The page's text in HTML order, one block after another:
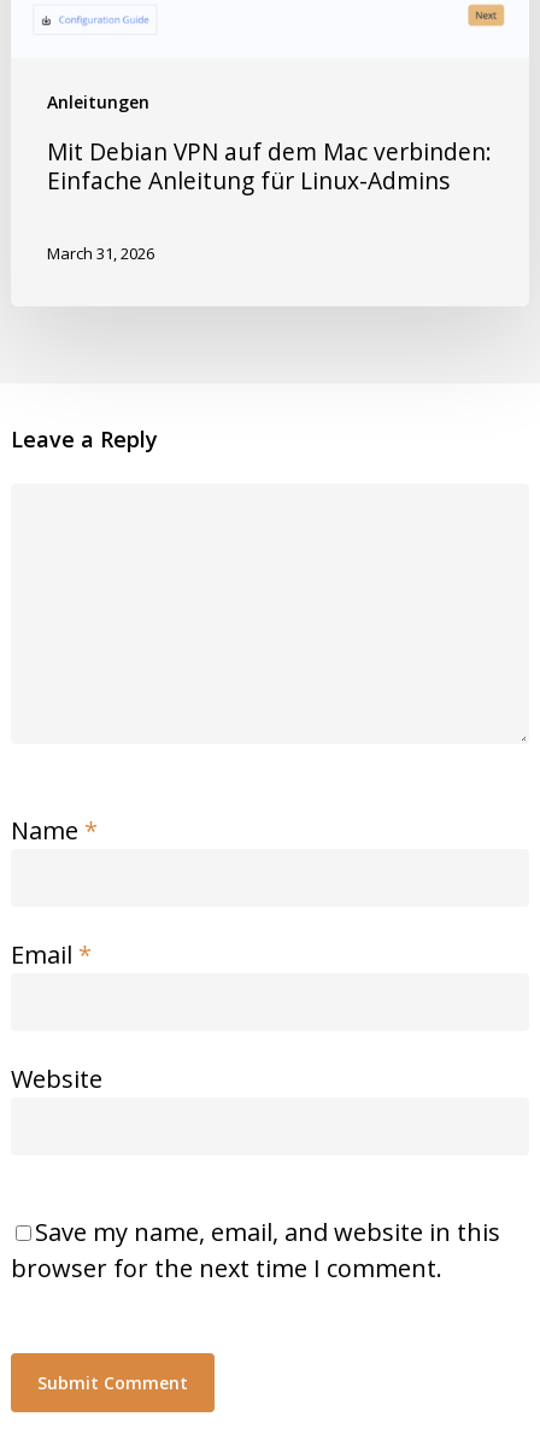
Anleitungen
Mit Debian VPN auf dem Mac verbinden:
Einfache Anleitung für Linux-Admins
March 31, 2026
Leave a Reply
Name *
Email *
Website
Save my name, email, and website in this
browser for the next time I comment.